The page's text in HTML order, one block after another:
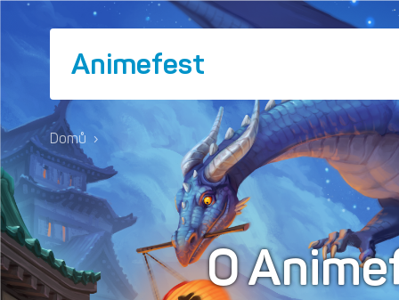
Animefest
Domů ›
O